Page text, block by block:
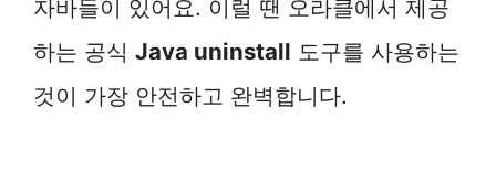
자바들이 있어요. 이럴 땐 오라클에서 제공
하는 공식 Java uninstall 도구를 사용하는
것이 가장 안전하고 완벽합니다.